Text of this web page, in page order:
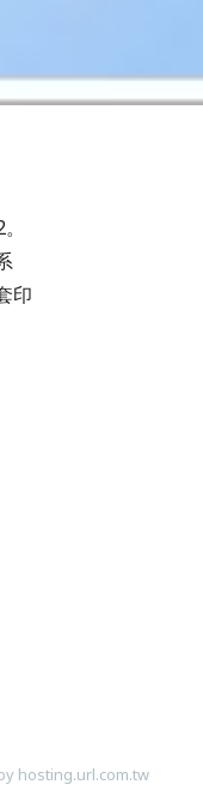
印
hosting.url.com.tw